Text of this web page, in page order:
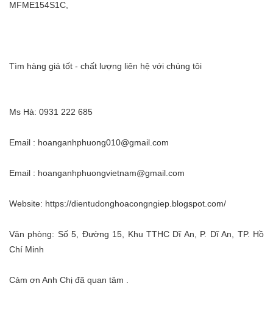
MFME154S1C,
Tìm hàng giá tốt - chất lượng liên hệ với chúng tôi
Ms Hà: 0931 222 685
Email : hoanganhphuong010@gmail.com
Email : hoanganhphuongvietnam@gmail.com
Website: https://dientudonghoacongngiep.blogspot.com/
Văn phòng: Số 5, Đường 15, Khu TTHC Dĩ An, P. Dĩ An, TP. Hồ
Chí Minh
Cảm ơn Anh Chị đã quan tâm .